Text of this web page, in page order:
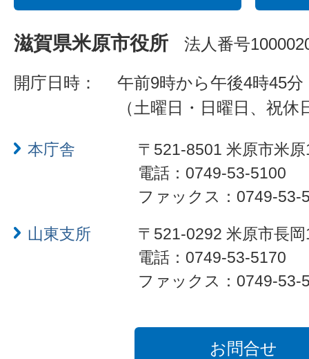
滋賀県米原市役所 法人番号
開庁日時：
午前9時から午後4時45分
（土曜日・日曜日、祝
本庁舎
〒521-8501 米原市米
電話：0749-53-5100
ファックス：0749-53-
山東支所
〒521-0292 米原市長
電話：0749-53-5170
ファックス：0749-53-
お問合せ